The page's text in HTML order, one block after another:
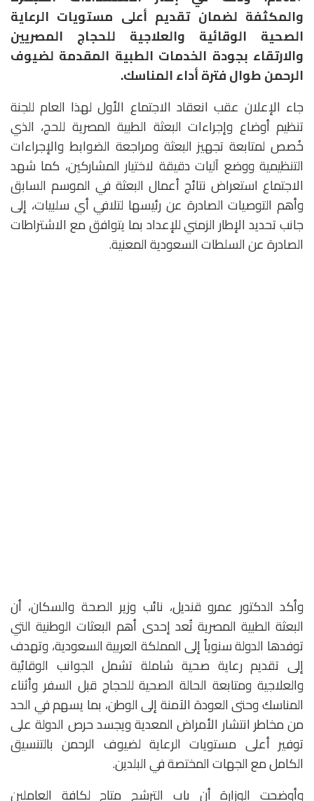
والمكثفة لضمان تقديم أعلى مستويات الرعاية
الصحية الوقائية والعلاجية للحجاج المصريين
والارتقاء بجودة الخدمات الطبية المقدمة لضيوف
الرحمن طوال فترة أداء المناسك.
جاء الإعلان عقب انعقاد الاجتماع الأول لهذا العام للجنة
تنظيم أوضاع وإجراءات البعثة الطبية المصرية للحج، الذي
خُصص لمتابعة تجهيز البعثة ومراجعة الضوابط والإجراءات
التنظيمية ووضع آليات دقيقة لاختيار المشاركين، كما شهد
الاجتماع استعراض نتائج أعمال البعثة في الموسم السابق
وأهم التوصيات الصادرة عن رئيسها لتلافي أي سلبيات، إلى
جانب تحديد الإطار الزمني للإعداد بما يتوافق مع الاشتراطات
الصادرة عن السلطات السعودية المعنية.
وأكد الدكتور عمرو قنديل، نائب وزير الصحة والسكان، أن
البعثة الطبية المصرية تُعد إحدى أهم البعثات الوطنية التي
توفدها الدولة سنوياً إلى المملكة العربية السعودية، وتهدف
إلى تقديم رعاية صحية شاملة تشمل الجوانب الوقائية
والعلاجية ومتابعة الحالة الصحية للحجاج قبل السفر وأثناء
المناسك وحتى العودة الآمنة إلى الوطن، بما يسهم في الحد
من مخاطر انتشار الأمراض المعدية ويجسد حرص الدولة على
توفير أعلى مستويات الرعاية لضيوف الرحمن بالتنسيق
الكامل مع الجهات المختصة في البلدين.
وأوضحت الوزارة أن باب الترشح متاح لكافة العاملين